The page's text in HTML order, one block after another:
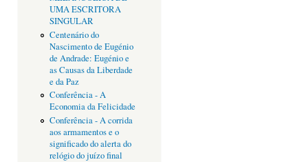
UMA ESCRITORA
SINGULAR
Centenário do
Nascimento de Eugénio
de Andrade: Eugénio e
as Causas da Liberdade
e da Paz
Conferência - A
Economia da Felicidade
Conferência - A corrida
aos armamentos e o
significado do alerta do
relógio do juízo final